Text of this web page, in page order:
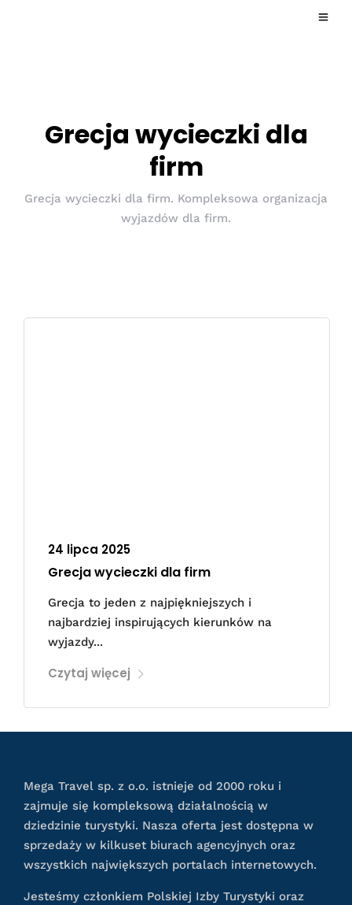
Grecja wycieczki dla
firm
Grecja wycieczki dla firm. Kompleksowa organizacja
wyjazdów dla firm.
24 lipca 2025
Grecja wycieczki dla firm
Grecja to jeden z najpiękniejszych i
najbardziej inspirujących kierunków na
wyjazdy...
Czytaj więcej
Mega Travel sp. z o.o. istnieje od 2000 roku i
zajmuje się kompleksową działalnością w
dziedzinie turystyki. Nasza oferta jest dostępna w
sprzedaży w kilkuset biurach agencyjnych oraz
wszystkich największych portalach internetowych.
Jesteśmy członkiem Polskiej Izby Turystyki oraz